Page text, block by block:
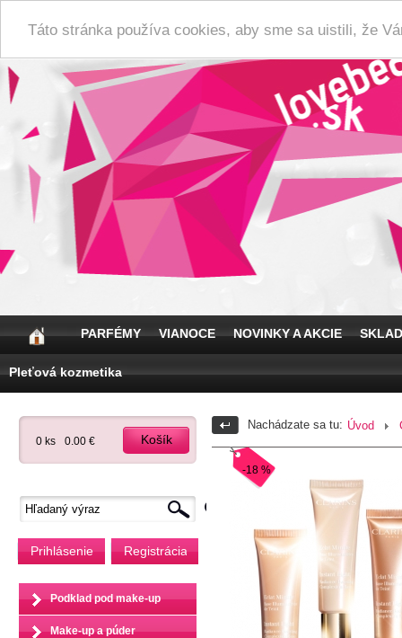
Táto stránka používa cookies, aby sme sa uistili, že
PARFÉMY VIANOCE NOVINKY A AKCIE
Pleťová kozmetika
0 ks 0.00 € Košík
Prihlásenie Registrácia
Podklad pod make-up
Make-up a púder
Nachádzate sa tu: Úvod
-18 %